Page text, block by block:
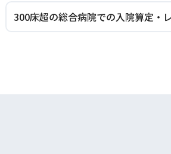
300床超の総合病院での入院算定・